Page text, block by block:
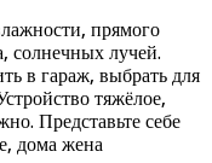
прямого
солнечных лучей.
в гараж, выбрать для
тяжёлое,
Представьте себе
дома жена